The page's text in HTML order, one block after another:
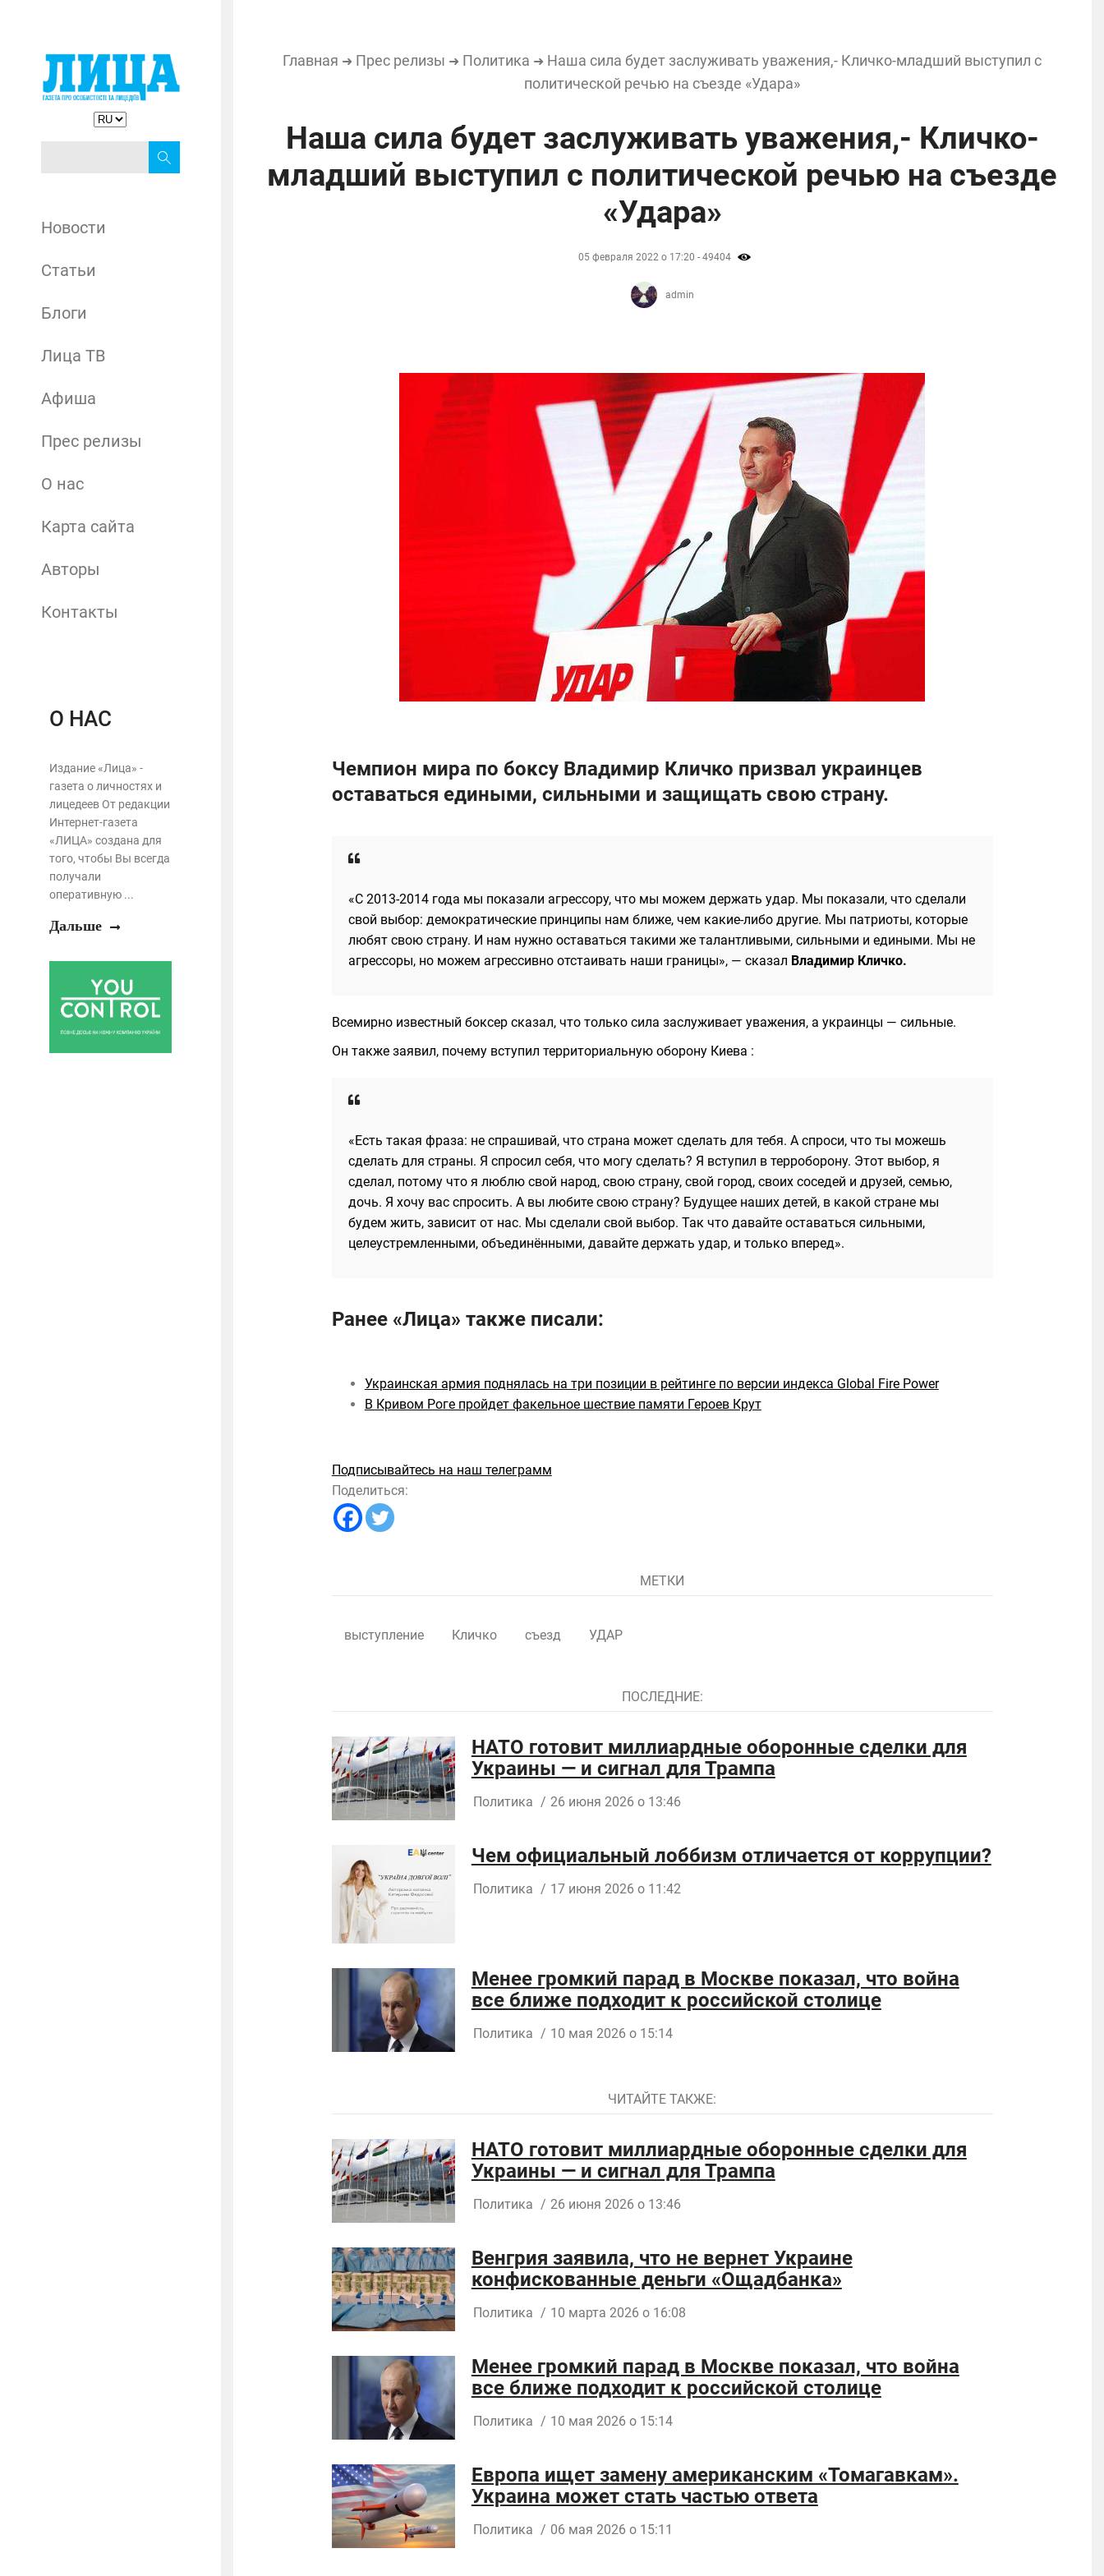
Новости
Статьи
Блоги
Лица ТВ
Афиша
Прес релизы
О нас
Карта сайта
Авторы
Контакты
О НАС
Издание «Лица» -
газета о личностях и
лицедеев От редакции
Интернет-газета
«ЛИЦА» создана для
того, чтобы Вы всегда
получали
оперативную ...
Дальше
Главная ➜ Прес релизы ➜ Политика ➜ Наша сила будет заслуживать уважения,- Кличко-младший выступил с
политической речью на съезде «Удара»
Наша сила будет заслуживать уважения,- Кличко-
младший выступил с политической речью на съезде
«Удара»
05 февраля 2022 о 17:20 - 49404
admin
Чемпион мира по боксу Владимир Кличко призвал украинцев
оставаться едиными, сильными и защищать свою страну.
«С 2013-2014 года мы показали агрессору, что мы можем держать удар. Мы показали, что сделали
свой выбор: демократические принципы нам ближе, чем какие-либо другие. Мы патриоты, которые
любят свою страну. И нам нужно оставаться такими же талантливыми, сильными и едиными. Мы не
агрессоры, но можем агрессивно отстаивать наши границы», — сказал Владимир Кличко.
Всемирно известный боксер сказал, что только сила заслуживает уважения, а украинцы — сильные.
Он также заявил, почему вступил территориальную оборону Киева :
«Есть такая фраза: не спрашивай, что страна может сделать для тебя. А спроси, что ты можешь
сделать для страны. Я спросил себя, что могу сделать? Я вступил в терроборону. Этот выбор, я
сделал, потому что я люблю свой народ, свою страну, свой город, своих соседей и друзей, семью,
дочь. Я хочу вас спросить. А вы любите свою страну? Будущее наших детей, в какой стране мы
будем жить, зависит от нас. Мы сделали свой выбор. Так что давайте оставаться сильными,
целеустремленными, объединёнными, давайте держать удар, и только вперед».
Ранее «Лица» также писали:
Украинская армия поднялась на три позиции в рейтинге по версии индекса Global Fire Power
В Кривом Роге пройдет факельное шествие памяти Героев Крут
Подписывайтесь на наш телеграмм
Поделиться:
МЕТКИ
выступление Кличко съезд УДАР
ПОСЛЕДНИЕ:
НАТО готовит миллиардные оборонные сделки для
Украины — и сигнал для Трампа
Политика / 26 июня 2026 о 13:46
Чем официальный лоббизм отличается от коррупции?
Политика / 17 июня 2026 о 11:42
Менее громкий парад в Москве показал, что война
все ближе подходит к российской столице
Политика / 10 мая 2026 о 15:14
ЧИТАЙТЕ ТАКЖЕ:
НАТО готовит миллиардные оборонные сделки для
Украины — и сигнал для Трампа
Политика / 26 июня 2026 о 13:46
Венгрия заявила, что не вернет Украине
конфискованные деньги «Ощадбанка»
Политика / 10 марта 2026 о 16:08
Менее громкий парад в Москве показал, что война
все ближе подходит к российской столице
Политика / 10 мая 2026 о 15:14
Европа ищет замену американским «Томагавкам».
Украина может стать частью ответа
Политика / 06 мая 2026 о 15:11